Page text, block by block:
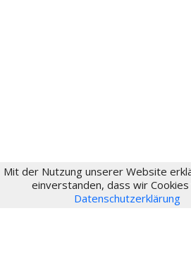
© 2024
Mit der Nutzung unserer Website
einverstanden, dass wir
Datenschutzerklärung